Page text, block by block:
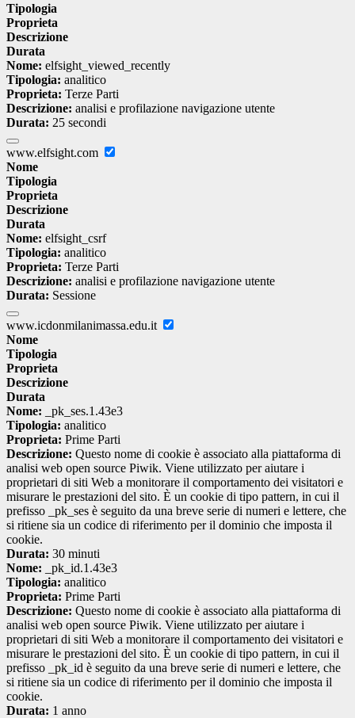
Tipologia
Proprieta
Descrizione
Durata
Nome: elfsight_viewed_recently
Tipologia: analitico
Proprieta: Terze Parti
Descrizione: analisi e profilazione navigazione utente
Durata: 25 secondi
www.elfsight.com
Nome
Tipologia
Proprieta
Descrizione
Durata
Nome: elfsight_csrf
Tipologia: analitico
Proprieta: Terze Parti
Descrizione: analisi e profilazione navigazione utente
Durata: Sessione
www.icdonmilanimassa.edu.it
Nome
Tipologia
Proprieta
Descrizione
Durata
Nome: _pk_ses.1.43e3
Tipologia: analitico
Proprieta: Prime Parti
Descrizione: Questo nome di cookie è associato alla piattaforma di
analisi web open source Piwik. Viene utilizzato per aiutare i
proprietari di siti Web a monitorare il comportamento dei visitatori e
misurare le prestazioni del sito. È un cookie di tipo pattern, in cui il
prefisso _pk_ses è seguito da una breve serie di numeri e lettere, che
si ritiene sia un codice di riferimento per il dominio che imposta il
cookie.
Durata: 30 minuti
Nome: _pk_id.1.43e3
Tipologia: analitico
Proprieta: Prime Parti
Descrizione: Questo nome di cookie è associato alla piattaforma di
analisi web open source Piwik. Viene utilizzato per aiutare i
proprietari di siti Web a monitorare il comportamento dei visitatori e
misurare le prestazioni del sito. È un cookie di tipo pattern, in cui il
prefisso _pk_id è seguito da una breve serie di numeri e lettere, che
si ritiene sia un codice di riferimento per il dominio che imposta il
cookie.
Durata: 1 anno